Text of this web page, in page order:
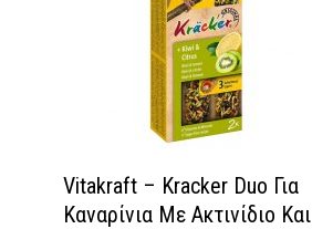
Vitakraft – Kracker Duo Για
Καναρίνια Με Ακτινίδιο Και